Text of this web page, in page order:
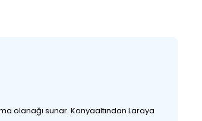
olanağı sunar. Konyaaltından Laraya